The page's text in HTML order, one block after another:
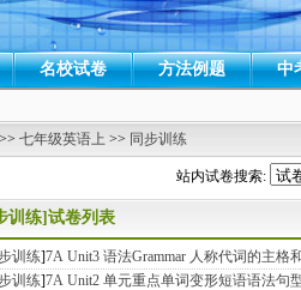
名校试卷 方法例题 中
>> 七年级英语上 >> 同步训练
站内试卷搜索:
训练]试卷列表
训练]7A Unit3 语法Grammar 人称代词的主格
训练]7A Unit2 单元重点单词变形短语语法句